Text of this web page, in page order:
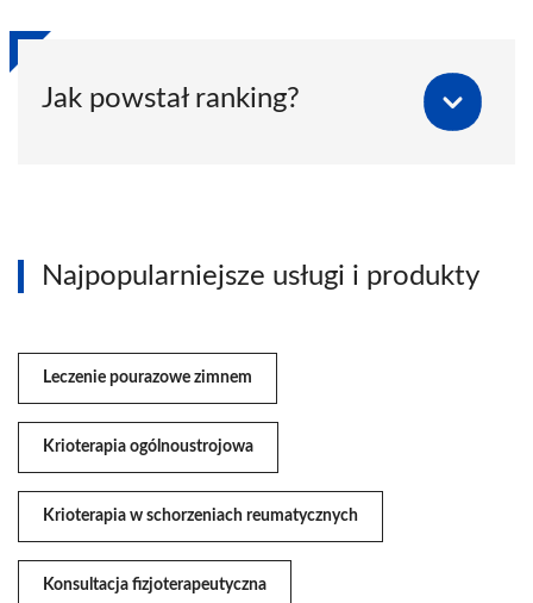
Jak powstał ranking?
Najpopularniejsze usługi i produkty
Leczenie pourazowe zimnem
Krioterapia ogólnoustrojowa
Krioterapia w schorzeniach reumatycznych
Konsultacja fizjoterapeutyczna